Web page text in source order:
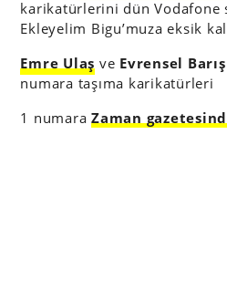
karikatürlerini dün Vodafone
Ekleyelim Bigu’muza eksik
Emre Ulaş ve Evrensel
numara taşıma karikatürleri
1 numaraZaman